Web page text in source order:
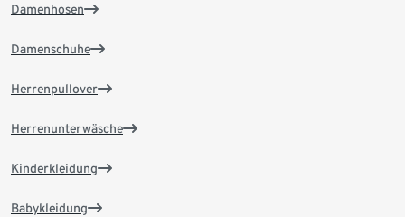
Damenhosen
Damenschuhe
Herrenpullover
Herrenunterwäsche
Kinderkleidung
Babykleidung